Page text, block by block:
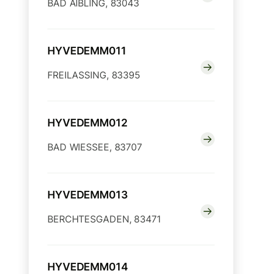
BAD AIBLING, 83043
HYVEDEMM011
FREILASSING, 83395
HYVEDEMM012
BAD WIESSEE, 83707
HYVEDEMM013
BERCHTESGADEN, 83471
HYVEDEMM014